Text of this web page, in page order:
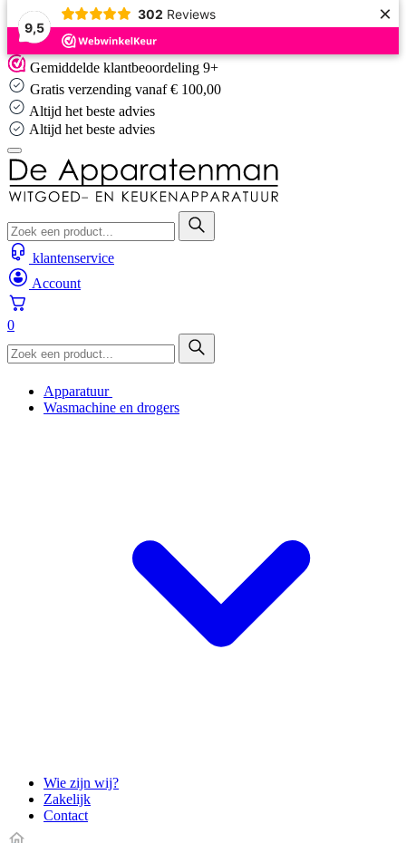
9,5
302 Reviews ×
Skip
to
content
Gemiddelde klantbeoordeling 9+
Gratis verzending vanaf € 100,00
Altijd het beste advies
Gemiddelde klantbeoordeling 9+
klantenservice
Account
0
Apparatuur
Wasmachine en drogers
Wie zijn wij?
Zakelijk
Contact